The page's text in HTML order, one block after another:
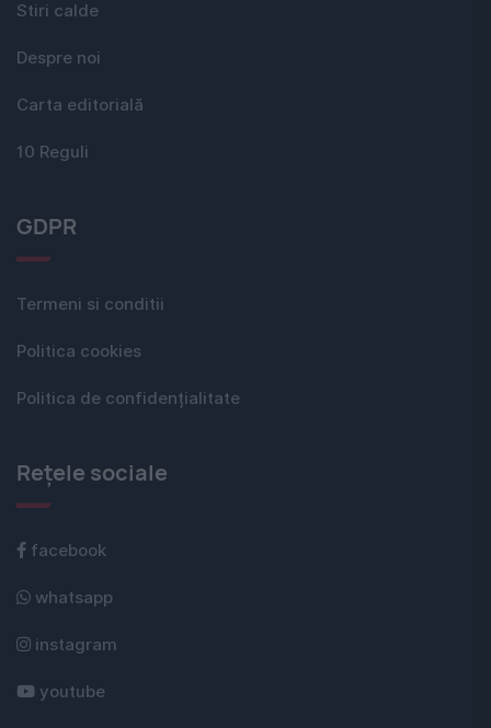
Stiri calde
Despre noi
Carta editorială
10 Reguli
GDPR
Termeni si conditii
Politica cookies
Politica de confidențialitate
Rețele sociale
facebook
whatsapp
instagram
youtube